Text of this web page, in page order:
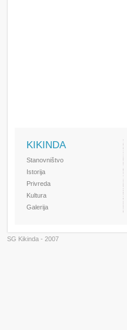
KIKINDA
Stanovništvo
Istorija
Privreda
Kultura
Galerija
SG Kikinda - 2007